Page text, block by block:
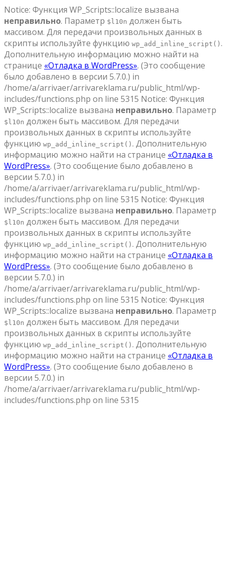
Notice: Функция WP_Scripts::localize вызвана
неправильно. Параметр $l10n должен быть
массивом. Для передачи произвольных данных в
скрипты используйте функцию wp_add_inline_script() .
Дополнительную информацию можно найти на
странице «Отладка в WordPress». (Это сообщение
было добавлено в версии 5.7.0.) in
/home/a/arrivaer/arrivareklama.ru/public_html/wp-
includes/functions.php on line 5315 Notice: Функция
WP_Scripts::localize вызвана неправильно. Параметр
$l10n должен быть массивом. Для передачи
произвольных данных в скрипты используйте
функцию wp_add_inline_script() . Дополнительную
информацию можно найти на странице «Отладка в
WordPress». (Это сообщение было добавлено в
версии 5.7.0.) in
/home/a/arrivaer/arrivareklama.ru/public_html/wp-
includes/functions.php on line 5315 Notice: Функция
WP_Scripts::localize вызвана неправильно. Параметр
$l10n должен быть массивом. Для передачи
произвольных данных в скрипты используйте
функцию wp_add_inline_script() . Дополнительную
информацию можно найти на странице «Отладка в
WordPress». (Это сообщение было добавлено в
версии 5.7.0.) in
/home/a/arrivaer/arrivareklama.ru/public_html/wp-
includes/functions.php on line 5315 Notice: Функция
WP_Scripts::localize вызвана неправильно. Параметр
$l10n должен быть массивом. Для передачи
произвольных данных в скрипты используйте
функцию wp_add_inline_script() . Дополнительную
информацию можно найти на странице «Отладка в
WordPress». (Это сообщение было добавлено в
версии 5.7.0.) in
/home/a/arrivaer/arrivareklama.ru/public_html/wp-
includes/functions.php on line 5315